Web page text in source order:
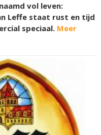
vol leven:
Leffe staat rust en tijd
speciaal. Meer